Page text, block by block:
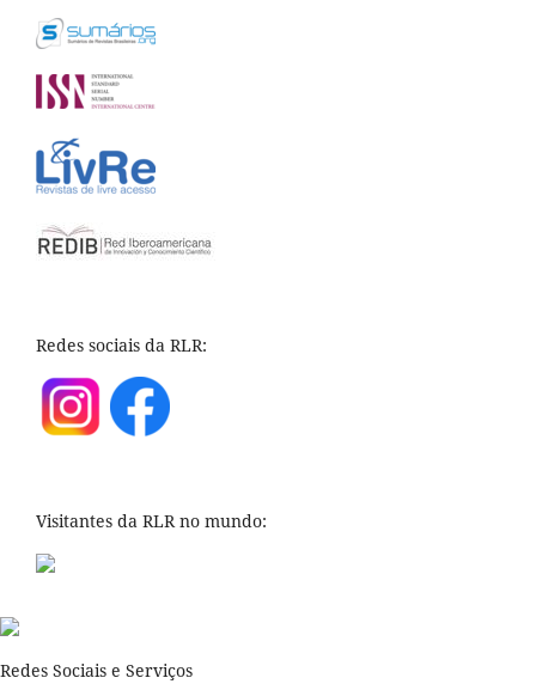
Redes sociais da RLR:
Visitantes da RLR no mundo:
Redes Sociais e Serviços